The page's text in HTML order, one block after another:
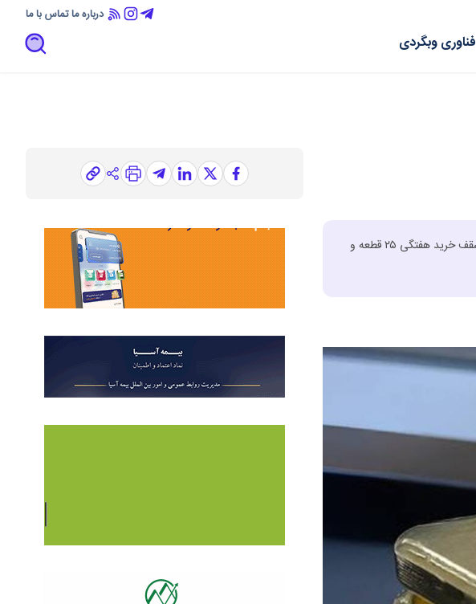
درباره ماتماس با ما
فناوریوبگردی
یکصد و پنجاهمین حراج شمش طلای مرکز مبادله ایران، سه‌شنبه ۲۶ خرداد برگزار می‌شود. وجه‌الضمان هر قطعه ۵ میلیارد تومان، سقف خرید هفتگی ۲۵ قطعه و